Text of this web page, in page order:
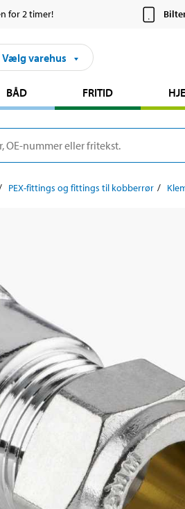
for 2 timer!
Vælg varehus
BÅD FRITID
PEX-fittings og fittings til kobberrør